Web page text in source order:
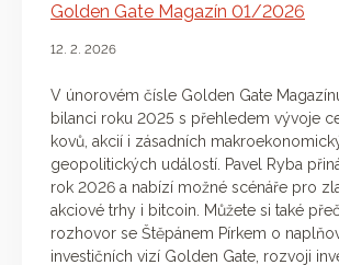
Golden Gate Magazín 01/2026
12. 2. 2026
V únorovém čísle Golden Gate
bilanci roku 2025 s přehledem vývoje
kovů, akcií i zásadních
geopolitických událostí. Pavel Ryba
rok 2026 a nabízí možné scénáře pro
akciové trhy i bitcoin. Můžete si také
rozhovor se Štěpánem Pírkem o
investičních vizí Golden Gate, rozvoji